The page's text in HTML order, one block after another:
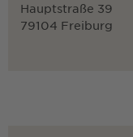
Hauptstraße 39
79104 Freiburg